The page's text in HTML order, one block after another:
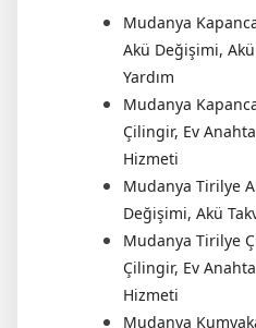
Mudanya
Akü Değişimi,
Yardım
Mudanya
Çilingir, Ev
Hizmeti
Mudanya Tirilye
Değişimi, Akü
Mudanya Tirilye
Çilingir, Ev
Hizmeti
Mudanya